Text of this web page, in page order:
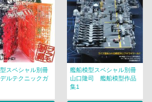
スペシャル別冊
ルテクニックガ
艦船模型スペシャル別冊
山口隆司 艦船模型作品
集1